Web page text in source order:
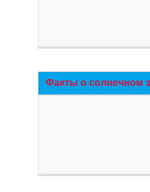
Факты о солнечном